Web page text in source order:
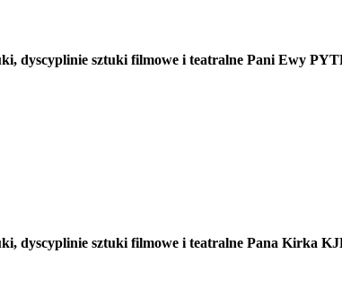
dyscyplinie sztuki filmowe i teatralne Pani Ewy
dyscyplinie sztuki filmowe i teatralne Pana Kirka